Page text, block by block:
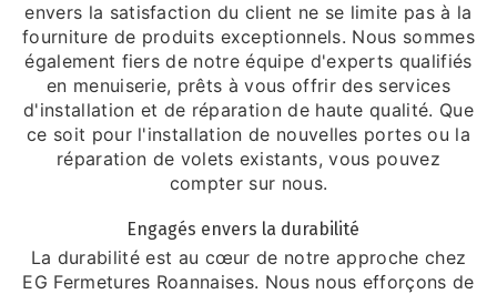
envers la satisfaction du client ne se limite pas à la
fourniture de produits exceptionnels. Nous sommes
également fiers de notre équipe d'experts qualifiés
en menuiserie, prêts à vous offrir des services
d'installation et de réparation de haute qualité. Que
ce soit pour l'installation de nouvelles portes ou la
réparation de volets existants, vous pouvez
compter sur nous.
Engagés envers la durabilité
La durabilité est au cœur de notre approche chez
EG Fermetures Roannaises. Nous nous efforçons de